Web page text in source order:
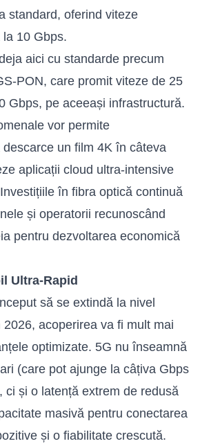
standard, oferind viteze
10 Gbps.
aici cu standarde precum
PON, care promit viteze de 25
Gbps, pe aceeași infrastructură.
vor permite
un film 4K în câteva
aplicații cloud ultra-intensive
în fibra optică continuă
și operatorii recunoscând
pentru dezvoltarea economică
Ultra-Rapid
să se extindă la nivel
acoperirea va fi mult mai
optimizate. 5G nu înseamnă
(care pot ajunge la câțiva Gbps
ci și o latență extrem de redusă
masivă pentru conectarea
și o fiabilitate crescută.